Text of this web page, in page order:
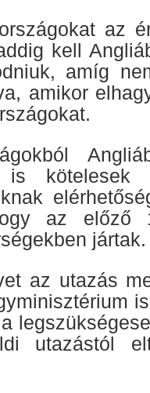
az
kell
amíg
amikor
is
az előző
jártak.
az utazás
utazástól